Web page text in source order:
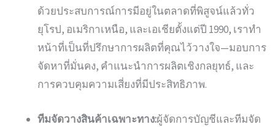
ด้วยประสบการณ์การมีอยู่ในตลาดที่พิสูจน์แล้วทั่ว
ยุโรป, อเมริกาเหนือ, และเอเชียตั้งแต่ปี 1990, เราทำ
หน้าที่เป็นที่ปรึกษาการผลิตที่คุณไว้วางใจ—มอบการ
จัดหาที่มั่นคง, คำแนะนำการผลิตเชิงกลยุทธ์, และ
การควบคุมความเสี่ยงที่มีประสิทธิภาพ.
ทีมจัดวางสินค้าเฉพาะทาง:ผู้จัดการบัญชีและทีมจัด